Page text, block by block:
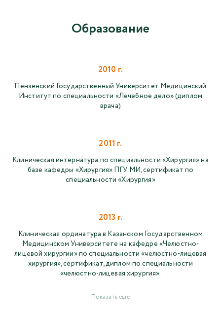
Образование
2010 г.
Пензенский Государственный Университет Медицинский
Институт по специальности «Лечебное дело» (диплом
врача)
2011 г.
Клиническая интернатура по специальности «Хирургия» на
базе кафедры «Хирургия» ПГУ МИ, сертификат по
специальности «Хирургия»
2013 г.
Клиническая ординатура в Казанском Государственном
Медицинском Университете на кафедре «Челюстно-
лицевой хирургии» по специальности «челюстно-лицевая
хирургия», сертификат, диплом по специальности
«челюстно-лицевая хирургия».
Показать еще